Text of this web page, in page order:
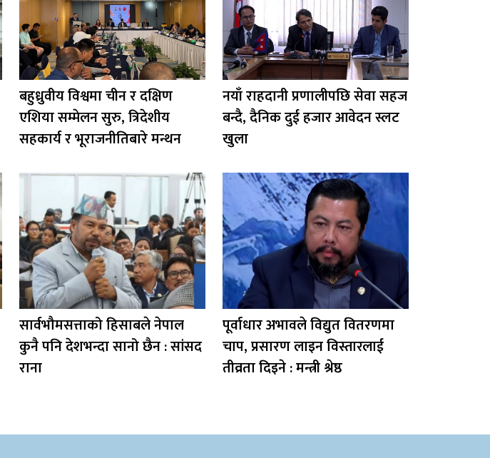
बहुध्रुवीय विश्वमा चीन र दक्षिण
एशिया सम्मेलन सुरु, त्रिदेशीय
सहकार्य र भूराजनीतिबारे मन्थन
नयाँ राहदानी प्रणालीपछि सेवा सहज
बन्दै, दैनिक दुई हजार आवेदन स्लट
खुला
सार्वभौमसत्ताको हिसाबले नेपाल
कुनै पनि देशभन्दा सानो छैन : सांसद
राना
पूर्वाधार अभावले विद्युत वितरणमा
चाप, प्रसारण लाइन विस्तारलाई
तीव्रता दिइने : मन्त्री श्रेष्ठ